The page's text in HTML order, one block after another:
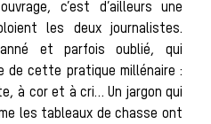
c’est d’ailleurs une
les deux journalistes.
et parfois oublié, qui
de cette pratique millénaire :
à cor et à cri… Un jargon qui
les tableaux de chasse ont